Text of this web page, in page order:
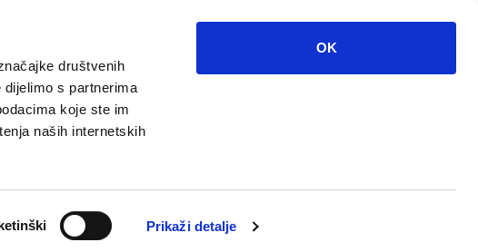
društvenih
s partnerima
koje ste im
naših internetskih
Prikaži detalje
OK